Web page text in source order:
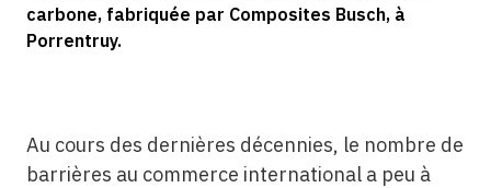
carbone, fabriquée par Composites Busch, à
Porrentruy.
Au cours des dernières décennies, le nombre de
barrières au commerce international a peu à